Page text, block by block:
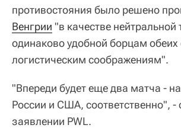
противостояния было решено
Венгрии "в качестве нейтральной
одинаково удобной борцам обеих
логистическим соображениям".
"Впереди будет еще два матча -
России и США, соответственно", -
заявлении PWL.